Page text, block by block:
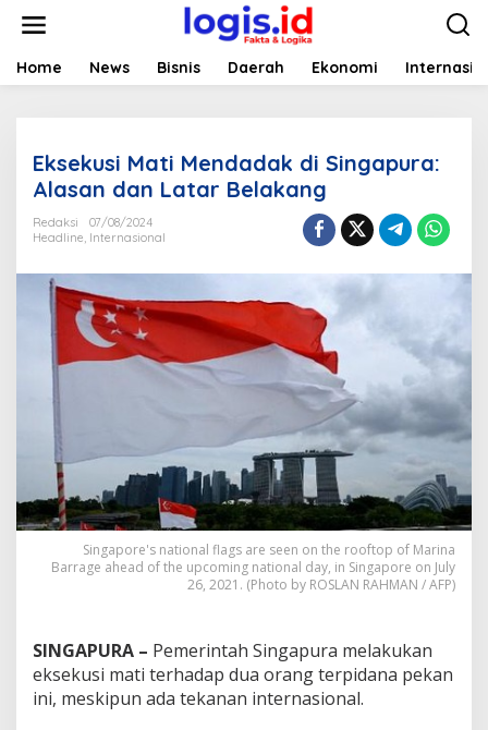
t
Home News Bisnis Daerah Ekonomi
Eksekusi Mati Mendadak di Singapura:
Alasan dan Latar Belakang
Redaksi
07/08/2024
Headline, Internasional
Singapore's national flags are seen on the rooftop of Marina
Barrage ahead of the upcoming national day, in Singapore on July
26, 2021. (Photo by ROSLAN RAHMAN / AFP)
SINGAPURA – Pemerintah Singapura melakukan
eksekusi mati terhadap dua orang terpidana pekan
ini, meskipun ada tekanan internasional.